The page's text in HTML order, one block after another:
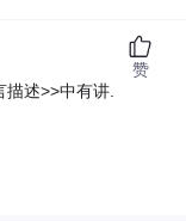
描述>>中有讲.
赞